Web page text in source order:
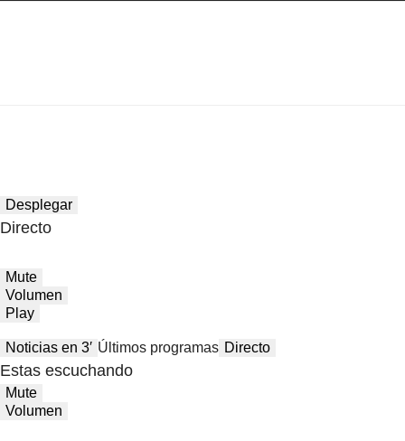
Desplegar
Directo
Mute
Volumen
Play
Noticias en 3′ Últimos programas Directo
Estas escuchando
Mute
Volumen